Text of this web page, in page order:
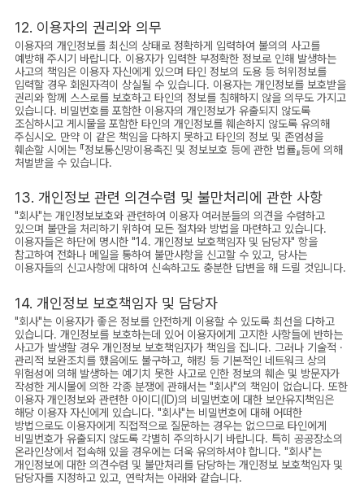
12. 이용자의 권리와 의무
이용자의 개인정보를 최신의 상태로 정확하게 입력하여 불의의 사고를
예방해 주시기 바랍니다. 이용자가 입력한 부정확한 정보로 인해 발생하는
사고의 책임은 이용자 자신에게 있으며 타인 정보의 도용 등 허위정보를
입력할 경우 회원자격이 상실될 수 있습니다. 이용자는 개인정보를 보호받을
권리와 함께 스스로를 보호하고 타인의 정보를 침해하지 않을 의무도 가지고
있습니다. 비밀번호를 포함한 이용자의 개인정보가 유출되지 않도록
조심하시고 게시물을 포함한 타인의 개인정보를 훼손하지 않도록 유의해
주십시오. 만약 이 같은 책임을 다하지 못하고 타인의 정보 및 존엄성을
훼손할 시에는 『정보통신망이용촉진 및 정보보호 등에 관한 법률』등에 의해
처벌받을 수 있습니다.
13. 개인정보 관련 의견수렴 및 불만처리에 관한 사항
"회사"는 개인정보보호와 관련하여 이용자 여러분들의 의견을 수렴하고
있으며 불만을 처리하기 위하여 모든 절차와 방법을 마련하고 있습니다.
이용자들은 하단에 명시한 "14. 개인정보 보호책임자 및 담당자" 항을
참고하여 전화나 메일을 통하여 불만사항을 신고할 수 있고, 당사는
이용자들의 신고사항에 대하여 신속하고도 충분한 답변을 해 드릴 것입니다.
14. 개인정보 보호책임자 및 담당자
"회사"는 이용자가 좋은 정보를 안전하게 이용할 수 있도록 최선을 다하고
있습니다. 개인정보를 보호하는데 있어 이용자에게 고지한 사항들에 반하는
사고가 발생할 경우 개인정보 보호책임자가 책임을 집니다. 그러나 기술적 ·
관리적 보완조치를 했음에도 불구하고, 해킹 등 기본적인 네트워크 상의
위험성에 의해 발생하는 예기치 못한 사고로 인한 정보의 훼손 및 방문자가
작성한 게시물에 의한 각종 분쟁에 관해서는 "회사"의 책임이 없습니다. 또한
이용자 개인정보와 관련한 아이디(ID)의 비밀번호에 대한 보안유지책임은
해당 이용자 자신에게 있습니다. "회사"는 비밀번호에 대해 어떠한
방법으로도 이용자에게 직접적으로 질문하는 경우는 없으므로 타인에게
비밀번호가 유출되지 않도록 각별히 주의하시기 바랍니다. 특히 공공장소의
온라인상에서 접속해 있을 경우에는 더욱 유의하셔야 합니다. "회사"는
개인정보에 대한 의견수렴 및 불만처리를 담당하는 개인정보 보호책임자 및
담당자를 지정하고 있고, 연락처는 아래와 같습니다.